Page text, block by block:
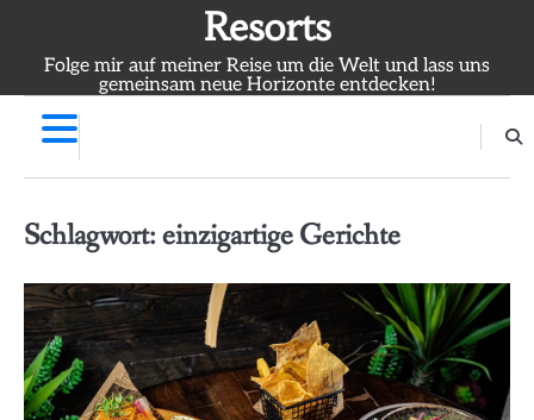
content
Resorts
Folge mir auf meiner Reise um die Welt und lass uns
gemeinsam neue Horizonte entdecken!
Schlagwort:einzigartige Gerichte